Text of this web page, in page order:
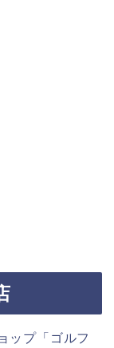
ップ「ゴルフ